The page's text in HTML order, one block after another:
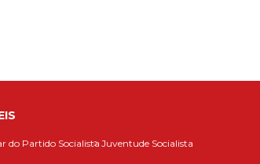
do Partido Socialista Juventude Socialista